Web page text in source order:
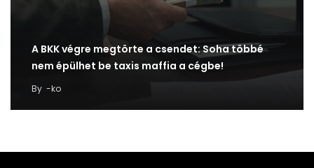
A BKK végre megtörte a csendet: Soha többé
nem épülhet be taxis maffia a cégbe!
By -ko